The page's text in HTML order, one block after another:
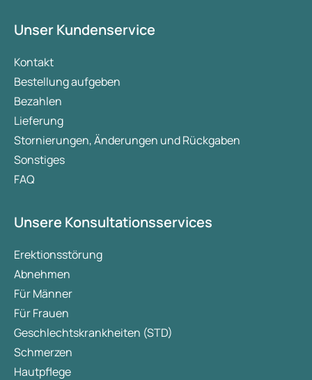
Unser Kundenservice
Kontakt
Bestellung aufgeben
Bezahlen
Lieferung
Stornierungen, Änderungen und Rückgaben
Sonstiges
FAQ
Unsere Konsultationsservices
Erektionsstörung
Abnehmen
Für Männer
Für Frauen
Geschlechtskrankheiten (STD)
Schmerzen
Hautpflege